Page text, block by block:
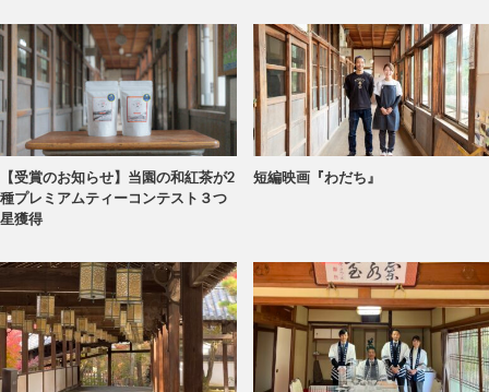
【受賞のお知らせ】当園の和紅茶が2
種プレミアムティーコンテスト３つ
星獲得
短編映画『わだち』